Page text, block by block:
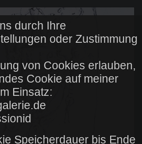
durch Ihre
oder Zustimmung
von Cookies erlauben,
Cookie auf meiner
Einsatz:
Speicherdauer bis Ende